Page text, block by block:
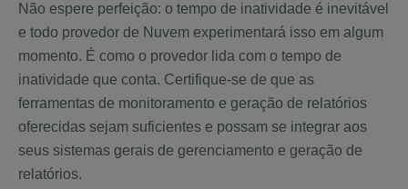
Não espere perfeição: o tempo de inatividade é inevitável
e todo provedor de Nuvem experimentará isso em algum
momento. É como o provedor lida com o tempo de
inatividade que conta. Certifique-se de que as
ferramentas de monitoramento e geração de relatórios
oferecidas sejam suficientes e possam se integrar aos
seus sistemas gerais de gerenciamento e geração de
relatórios.